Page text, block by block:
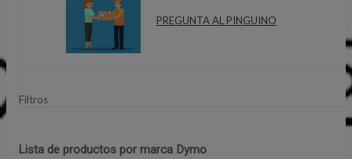
PREGUNTA AL PINGUINO
Filtros
Lista de productos por marca Dymo